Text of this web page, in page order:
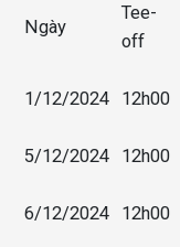
Ngày
Tee-
off
1/12/2024 12h00
5/12/2024 12h00
6/12/2024 12h00